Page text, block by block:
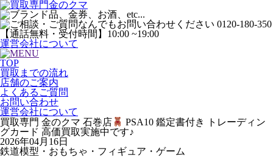
運営会社について
TOP
買取までの流れ
店舗のご案内
よくあるご質問
お問い合わせ
運営会社について
買取専門 金のクマ 石巻店
PSA10 鑑定書付き トレーディン
グカード 高価買取実施中です♪
2026年04月16日
鉄道模型・おもちゃ・フィギュア・ゲーム